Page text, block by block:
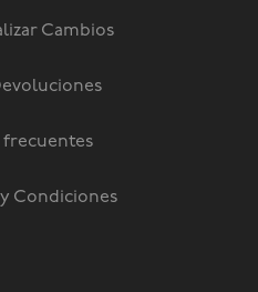
Cambios
frecuentes
Condiciones